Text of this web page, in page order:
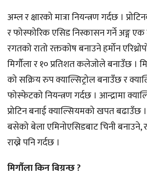
अम्ल र क्षारको मात्रा नियन्त्रण गर्दछ ।
र फोस्फोरिक एसिड निस्कासन गर्ने अङ्ग एक
रगतको रातो रक्तकोष बनाउने हर्मोन
मिर्गौला र १० प्रतिशत कलेजोले बनाउँछ ।
को सक्रिय रुप क्याल्सिट्रोल बनाउँछ र
फोस्फेटको नियन्त्रण गर्दछ । आन्द्रामा
प्रोटिन बनाई क्याल्सियमको खपत बढाउँछ
बसेको बेला एमिनोएसिडबाट चिनी बनाउने,
राख्ने पनि गर्दछ ।
मिर्गौला किन बिग्रन्छ ?